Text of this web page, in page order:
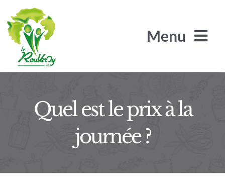
Passer
au
contenu
Menu
L’Arbre de Jade
Les Arilles
Quel est le prix à la
journée ?